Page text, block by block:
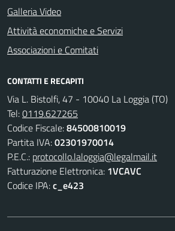
Galleria Video
Attività economiche e Servizi
Associazioni e Comitati
CONTATTI E RECAPITI
Via L. Bistolfi, 47 - 10040 La Loggia (TO)
Tel:0119.627265
Codice Fiscale:84500810019
Partita IVA:02301970014
P.E.C.: protocollo.laloggia@legalmail.it
Fatturazione Elettronica: 1VCAVC
Codice IPA:c_e423